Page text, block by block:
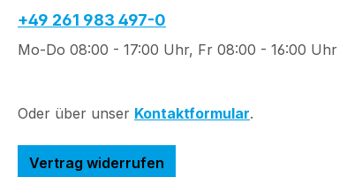
+49 261 983 497-0
Mo-Do 08:00 - 17:00 Uhr, Fr 08:00 - 16:00 Uhr
Oder über unser Kontaktformular.
Vertrag widerrufen